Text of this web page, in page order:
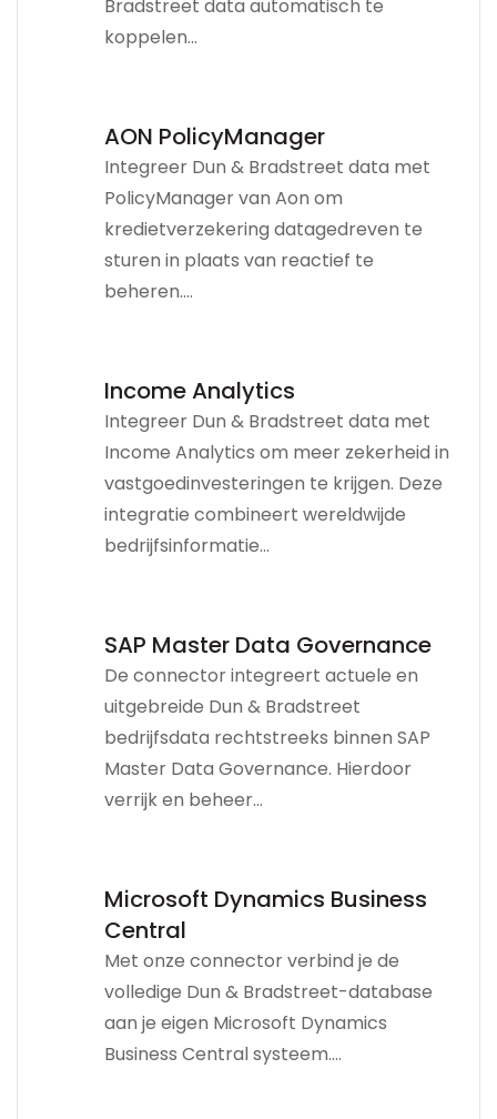
Bradstreet data automatisch te
koppelen...
AON PolicyManager
Integreer Dun & Bradstreet data met
PolicyManager van Aon om
kredietverzekering datagedreven te
sturen in plaats van reactief te
beheren....
Income Analytics
Integreer Dun & Bradstreet data met
Income Analytics om meer zekerheid in
vastgoedinvesteringen te krijgen. Deze
integratie combineert wereldwijde
bedrijfsinformatie...
SAP Master Data Governance
De connector integreert actuele en
uitgebreide Dun & Bradstreet
bedrijfsdata rechtstreeks binnen SAP
Master Data Governance. Hierdoor
verrijk en beheer...
Microsoft Dynamics Business
Central
Met onze connector verbind je de
volledige Dun & Bradstreet-database
aan je eigen Microsoft Dynamics
Business Central systeem....